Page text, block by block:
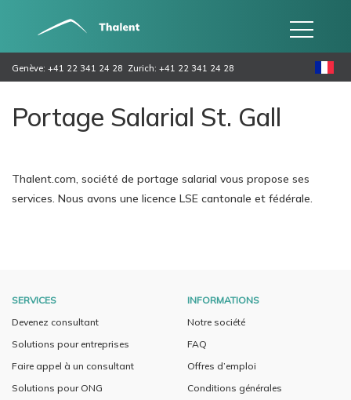
Genève: +41 22 341 24 28 Zurich: +41 22 341 24 28
Portage Salarial St. Gall
Thalent.com, société de portage salarial vous propose ses
services. Nous avons une licence LSE cantonale et fédérale.
SERVICES
Devenez consultant
Solutions pour entreprises
Faire appel à un consultant
Solutions pour ONG
INFORMATIONS
Notre société
FAQ
Offres d’emploi
Conditions générales